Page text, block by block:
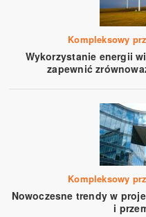
Kompleksowy
Wykorzystanie energii
zapewnić
Kompleksowy
Nowoczesne trendy w
i